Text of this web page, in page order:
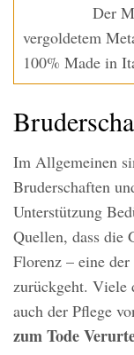
Der
vergoldetem
100% Made in
Im Allgemeinen
Bruderschaften
Unterstützung
Quellen, dass die
Florenz – eine
zurückgeht. Viele
auch der Pflege
zum Tode